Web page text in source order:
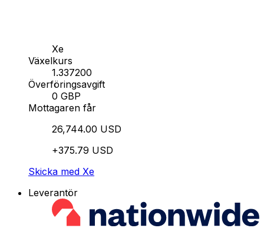
Xe
Växelkurs
1.337200
Överföringsavgift
0 GBP
Mottagaren får
26,744.00 USD
+375.79 USD
Skicka med Xe
Leverantör